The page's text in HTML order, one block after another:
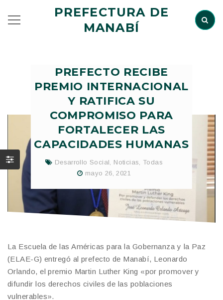
PREFECTURA DE
MANABÍ
PREFECTO RECIBE
PREMIO INTERNACIONAL
Y RATIFICA SU
COMPROMISO PARA
FORTALECER LAS
CAPACIDADES HUMANAS
Desarrollo Social Noticias
Todas
mayo 26, 2021
La Escuela de las Américas para la Gobernanza y la Paz
(ELAE-G) entregó al prefecto de Manabí, Leonardo
Orlando, el premio Martin Luther King «por promover y
difundir los derechos civiles de las poblaciones
vulnerables».